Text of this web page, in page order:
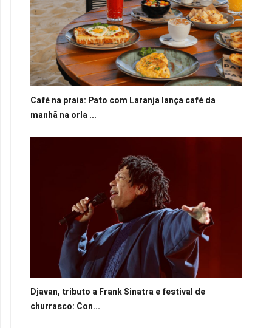
Café na praia: Pato com Laranja lança café da
manhã na orla ...
Djavan, tributo a Frank Sinatra e festival de
churrasco: Con...